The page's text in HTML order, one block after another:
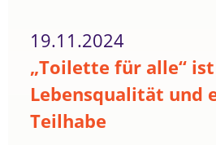
19.11.2024
„Toilette für alle“
Lebensqualität und
Teilhabe